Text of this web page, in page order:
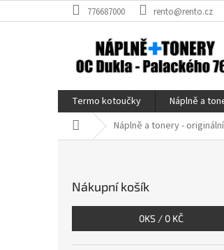
na
776687000 rento@rento.cz
Termo kotoučky Náplně a
Domů Náplně a tonery - originální
Nákupní košík
0KS / 0 KČ